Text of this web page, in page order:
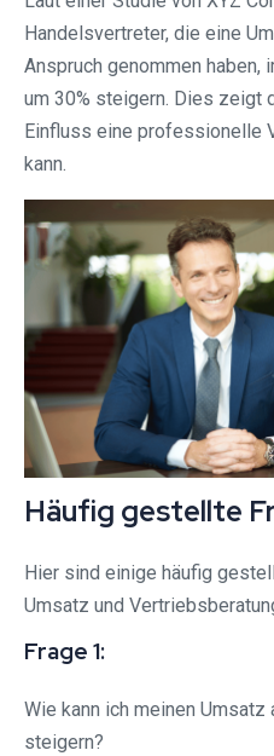
Handelsvertreter, die eine
Anspruch genommen haben,
um 30% steigern. Dies zeigt
Einfluss eine professionelle
kann.
Häufig gestellte
Hier sind einige häufig
Umsatz und
Frage 1:
Wie kann ich meinen
steigern?